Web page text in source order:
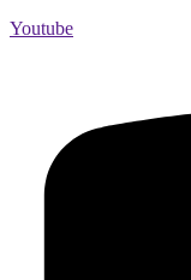
Youtube